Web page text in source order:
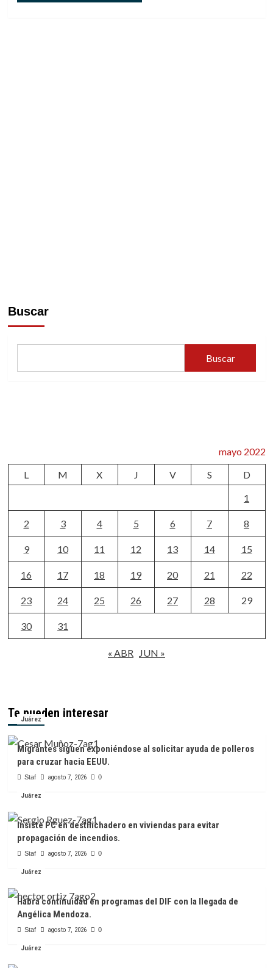
Buscar
Buscar
mayo 2022
L
M X J V S
D
1
2 3 4 5 6 7 8
9 10 11 12 13 14 15
16 17 18 19 20 21 22
23 24 25 26 27 28 29
30 31
« ABR JUN »
Te pueden interesar
Juárez
Migrantes siguen exponiéndose al solicitar ayuda de polleros
para cruzar hacia EEUU.
Staf agosto 7, 2026 0
Juárez
Insiste PC en destilichadero en viviendas para evitar
propagación de incendios.
Staf agosto 7, 2026 0
Juárez
Habrá continuidad en programas del DIF con la llegada de
Angélica Mendoza.
Staf agosto 7, 2026 0
Juárez